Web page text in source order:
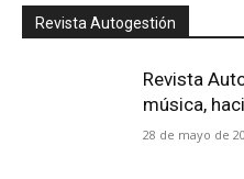
Revista Autogestión
Revista
música,
28 de mayo de